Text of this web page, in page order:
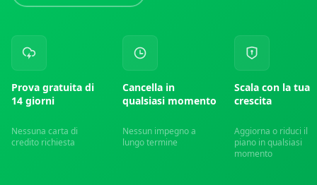
Prova gratuita di
14 giorni
Nessuna carta di
credito richiesta
Cancella in
qualsiasi momento
Nessun impegno a
lungo termine
Scala con la tua
crescita
Aggiorna o riduci il
piano in qualsiasi
momento